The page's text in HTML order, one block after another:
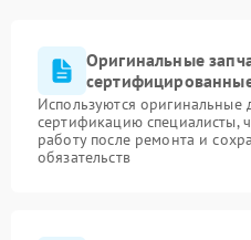
Оригинальные
Используются
сертификацию специалисты,
работу после ремонта и
обязательств